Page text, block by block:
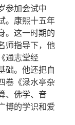
参加会试中
。康熙十五年
。这一时期的
师指导下，他
通志堂经
础。他还把自
卷《渌水亭杂
、佛学、音
博的学识和爱